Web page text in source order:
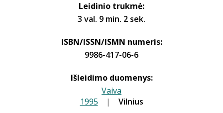
Leidinio trukmė:
3 val. 9 min. 2 sek.
ISBN/ISSN/ISMN numeris:
9986-417-06-6
Išleidimo duomenys:
Vaiva
1995 | Vilnius